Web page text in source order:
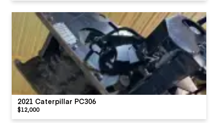
2021 Caterpillar PC306
$12,000